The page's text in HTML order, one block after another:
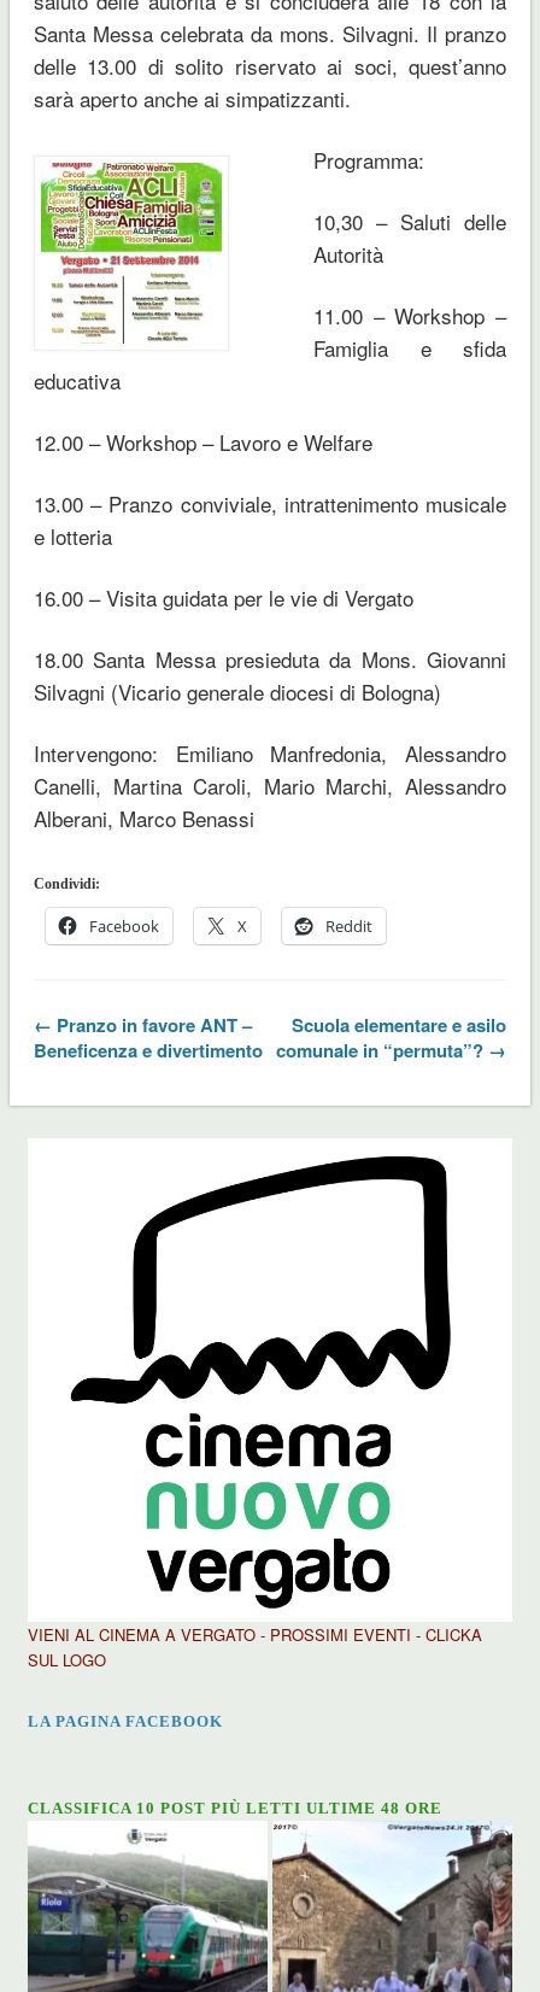
Santa Messa celebrata da mons. Silvagni. Il pranzo
delle 13.00 di solito riservato ai soci, quest’anno
sarà aperto anche ai simpatizzanti.
Programma:
10,30 – Saluti delle
Autorità
11.00 – Workshop –
Famiglia e sfida
educativa
12.00 – Workshop – Lavoro e Welfare
13.00 – Pranzo conviviale, intrattenimento musicale
e lotteria
16.00 – Visita guidata per le vie di Vergato
18.00 Santa Messa presieduta da Mons. Giovanni
Silvagni (Vicario generale diocesi di Bologna)
Intervengono: Emiliano Manfredonia, Alessandro
Canelli, Martina Caroli, Mario Marchi, Alessandro
Alberani, Marco Benassi
Condividi:
Facebook X Reddit
← Pranzo in favore ANT –
Beneficenza e divertimento
Scuola elementare e asilo
comunale in “permuta”? →
VIENI AL CINEMA A VERGATO - PROSSIMI EVENTI - CLICKA
SUL LOGO
LA PAGINA FACEBOOK
CLASSIFICA 10 POST PIÙ LETTI ULTIME 48 ORE